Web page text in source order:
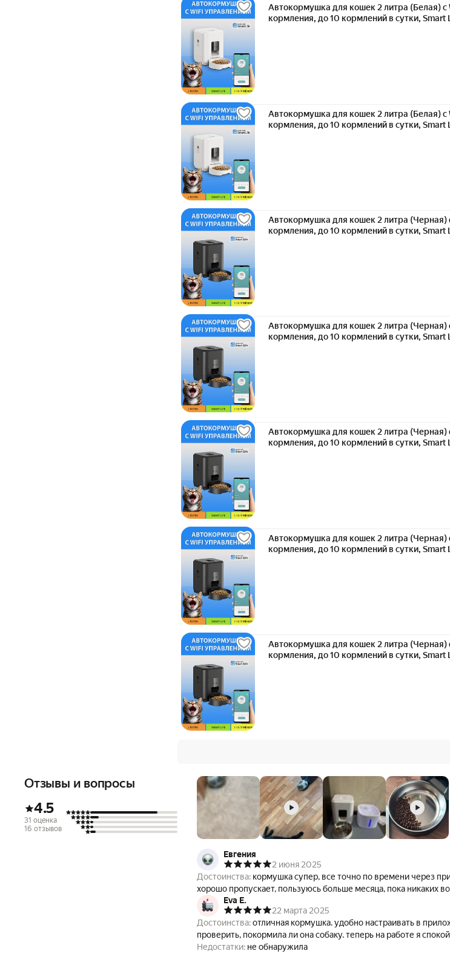
Автокормушка для кошек 2 литра (Белая) с
кормления, до 10 кормлений в сутки, Smart
Автокормушка для кошек 2 литра (Белая) с
кормления, до 10 кормлений в сутки, Smart
Автокормушка для кошек 2 литра (Черная)
кормления, до 10 кормлений в сутки, Smart
Автокормушка для кошек 2 литра (Черная)
кормления, до 10 кормлений в сутки, Smart
Автокормушка для кошек 2 литра (Черная)
кормления, до 10 кормлений в сутки, Smart
Автокормушка для кошек 2 литра (Черная)
кормления, до 10 кормлений в сутки, Smart
Автокормушка для кошек 2 литра (Черная)
кормления, до 10 кормлений в сутки, Smart
Отзывы и вопросы
4.5
31 оценка
16 отзывов
Евгения
2 июня 2025
Достоинства: кормушка супер, все точно по времени через приложение даже большие
хорошо пропускает, пользуюсь больше месяца, пока никаких
Eva E.
22 марта 2025
Достоинства:отличная кормушка. удобно настраивать в
проверить, покормила ли она собаку. теперь на работе я
Недостатки: не обнаружила